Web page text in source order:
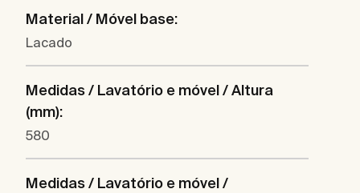
Material / Móvel base:
Lacado
Medidas / Lavatório e móvel / Altura
(mm):
580
Medidas / Lavatório e móvel /